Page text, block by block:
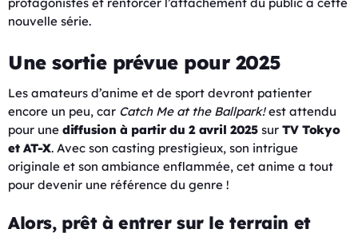
nouvelle série.
Une sortie prévue pour 2025
Les amateurs d’anime et de sport devront patienter
encore un peu, car Catch Me at the Ballpark!est attendu
pour une diffusion à partir du 2 avril 2025sur TV Tokyo
et AT-X. Avec son casting prestigieux, son intrigue
originale et son ambiance enflammée, cet anime a tout
pour devenir une référence du genre !
Alors, prêt à entrer sur le terrain et